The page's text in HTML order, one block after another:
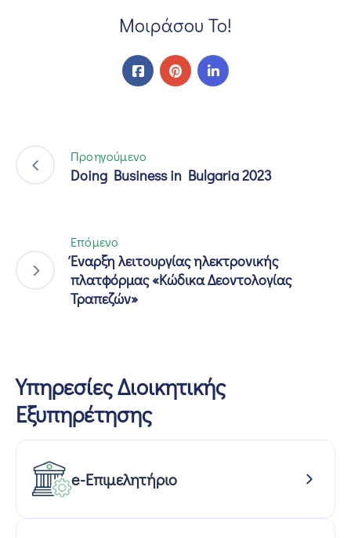
Μοιράσου Το!
Προηγούμενο
Doing Business in Bulgaria 2023
Επόμενο
Έναρξη λειτουργίας ηλεκτρονικής
πλατφόρμας «Κώδικα Δεοντολογίας
Τραπεζών»
Υπηρεσίες Διοικητικής
Εξυπηρέτησης
e-Επιμελητήριο